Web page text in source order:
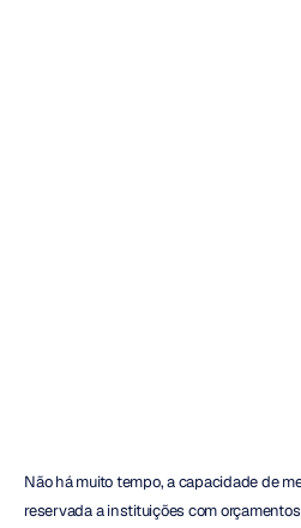
Não há muito tempo, a capacidade de
reservada a instituições com